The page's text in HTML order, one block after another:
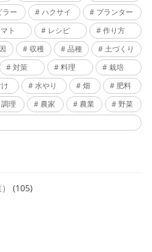
ラー ハクサイ
プランター
ト レシピ
作り方
収穫 品種
土づくり
対策 料理
栽培
水やり 畑
肥料
調理 農家 農業
野菜
(105)